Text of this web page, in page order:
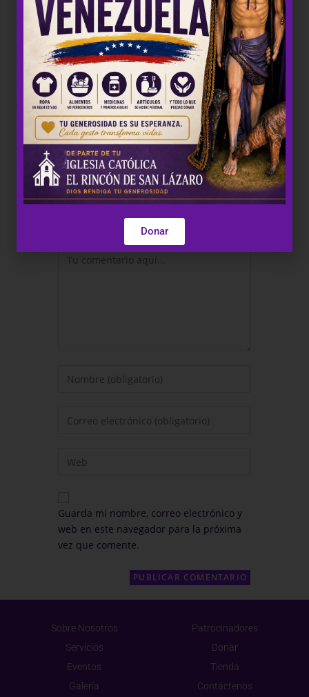
COMPARTIR ESTE EVENTO
Deja una respuesta
Guarda mi nombre, correo electrónico y
web en este navegador para la próxima
vez que comente.
Sobre Nosotros
Servicios
Eventos
Galería
Patrocinadores
Donar
Tienda
Contáctenos
Donar